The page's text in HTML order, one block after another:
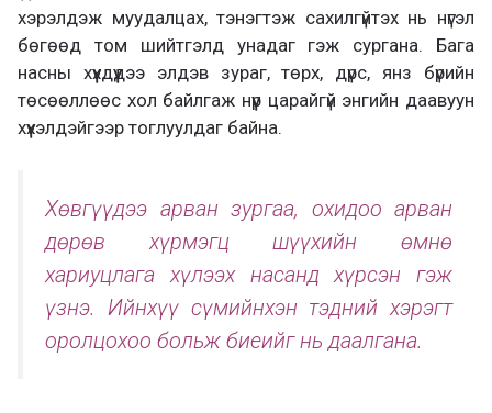
хэрэлдэж муудалцах, тэнэгтэж сахилгүйтэх нь нүгэл
бөгөөд том шийтгэлд унадаг гэж сургана. Бага
насны хүүхдүүдээ элдэв зураг, төрх, дүрс, янз бүрийн
төсөөллөөс хол байлгаж нүүр царайгүй энгийн даавуун
хүүхэлдэйгээр тоглуулдаг байна.
Хөвгүүдээ арван зургаа, охидоо арван
дөрөв хүрмэгц шүүхийн өмнө
хариуцлага хүлээх насанд хүрсэн гэж
үзнэ. Ийнхүү сүмийнхэн тэдний хэрэгт
оролцохоо больж биеийг нь даалгана.